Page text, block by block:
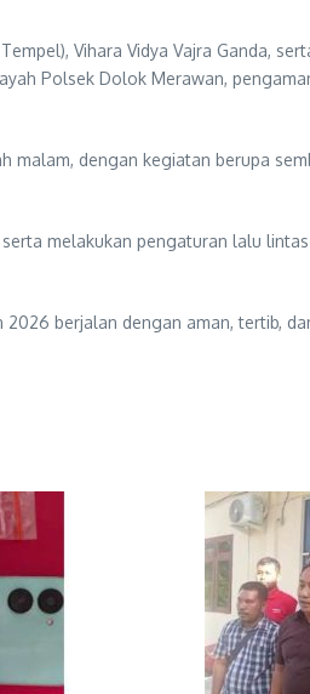
Vihara Vidya Vajra Ganda,
Polsek Dolok Merawan,
dengan kegiatan berupa
melakukan pengaturan lalu
berjalan dengan aman, tertib,